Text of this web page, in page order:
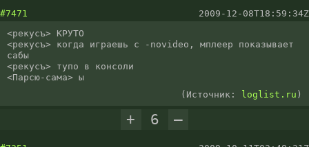
#7471
2009-12-08T18:59:34Z
<рекусъ> КРУТО
<рекусъ> когда играешь с -novideo, мплеер показывает
сабы
<рекусъ> тупо в консоли
<Парсю-сама> ы
(Источник:
loglist.ru )
+ 6 –